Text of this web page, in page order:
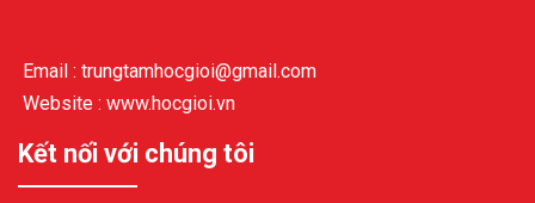
Email : trungtamhocgioi@gmail.com
Website : www.hocgioi.vn
Kết nối với chúng tôi